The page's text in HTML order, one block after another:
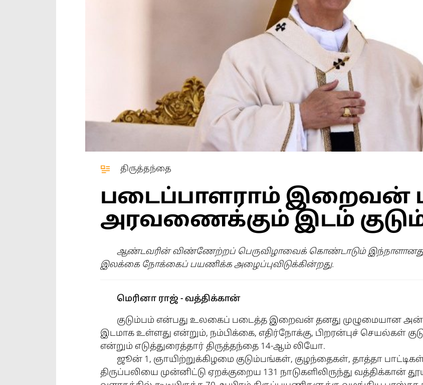
திருத்தந்தை
படைப்பாளராம் இறைவன்
அரவணைக்கும் இடம்
ஆண்டவரின் விண்ணேற்றப் பெருவிழாவைக் கொண்டாடும் இந்நாளானது
இலக்கை நோக்கைப் பயணிக்க அழைப்புவிடுக்கின்றது.
மெரினா ராஜ் - வத்திக்கான்
குடும்பம் என்பது உலகைப் படைத்த இறைவன் தனது முழுமையான
இடமாக உள்ளது என்றும், நம்பிக்கை, எதிர்நோக்கு, பிறரன்புச் செயல்கள்
என்றும் எடுத்துரைத்தார் திருத்தந்தை 14-ஆம் லியோ.
ஜூன் 1, ஞாயிற்றுக்கிழமை குடும்பங்கள், குழந்தைகள், தாத்தா பாட்டிகள்
திருப்பலியை முன்னிட்டு ஏறக்குறைய 131 நாடுகளிலிருந்து வத்திக்கான்